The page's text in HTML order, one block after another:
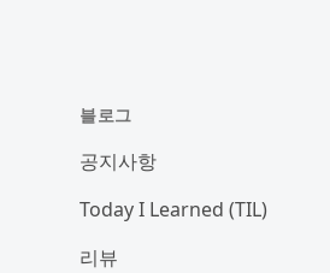
블로그
공지사항
Today I Learned (TIL)
리뷰